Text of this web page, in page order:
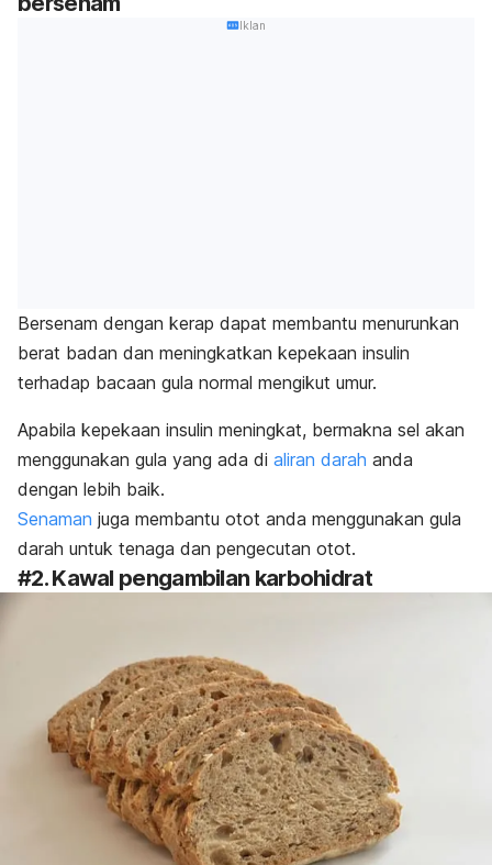
Iklan
Bersenam dengan kerap dapat membantu menurunkan
berat badan dan meningkatkan kepekaan insulin
terhadap bacaan gula normal mengikut umur.
Apabila kepekaan insulin meningkat, bermakna sel akan
menggunakan gula yang ada di aliran darah anda
dengan lebih baik.
Senaman juga membantu otot anda menggunakan gula
darah untuk tenaga dan pengecutan otot.
#2. Kawal pengambilan karbohidrat